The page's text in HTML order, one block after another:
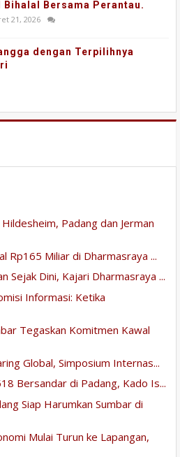
Bihalal Bersama Perantau.
21, 2026
dengan Terpilihnya
Padang dan Jerman
Rp165 Miliar di Dharmasraya ...
Sejak Dini, Kajari Dharmasraya ...
Informasi: Ketika
Tegaskan Komitmen Kawal
Global, Simposium Internas...
Bersandar di Padang, Kado Is...
Siap Harumkan Sumbar di
Mulai Turun ke Lapangan,